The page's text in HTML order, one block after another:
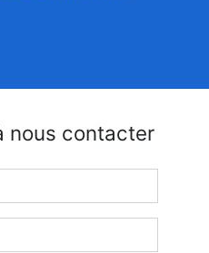
nous contacter